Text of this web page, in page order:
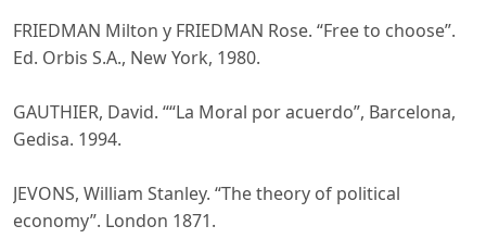
FRIEDMAN Milton y FRIEDMAN Rose. “Free to choose”.
Ed. Orbis S.A., New York, 1980.
GAUTHIER, David. ““La Moral por acuerdo”, Barcelona,
Gedisa. 1994.
JEVONS, William Stanley. “The theory of political
economy”. London 1871.